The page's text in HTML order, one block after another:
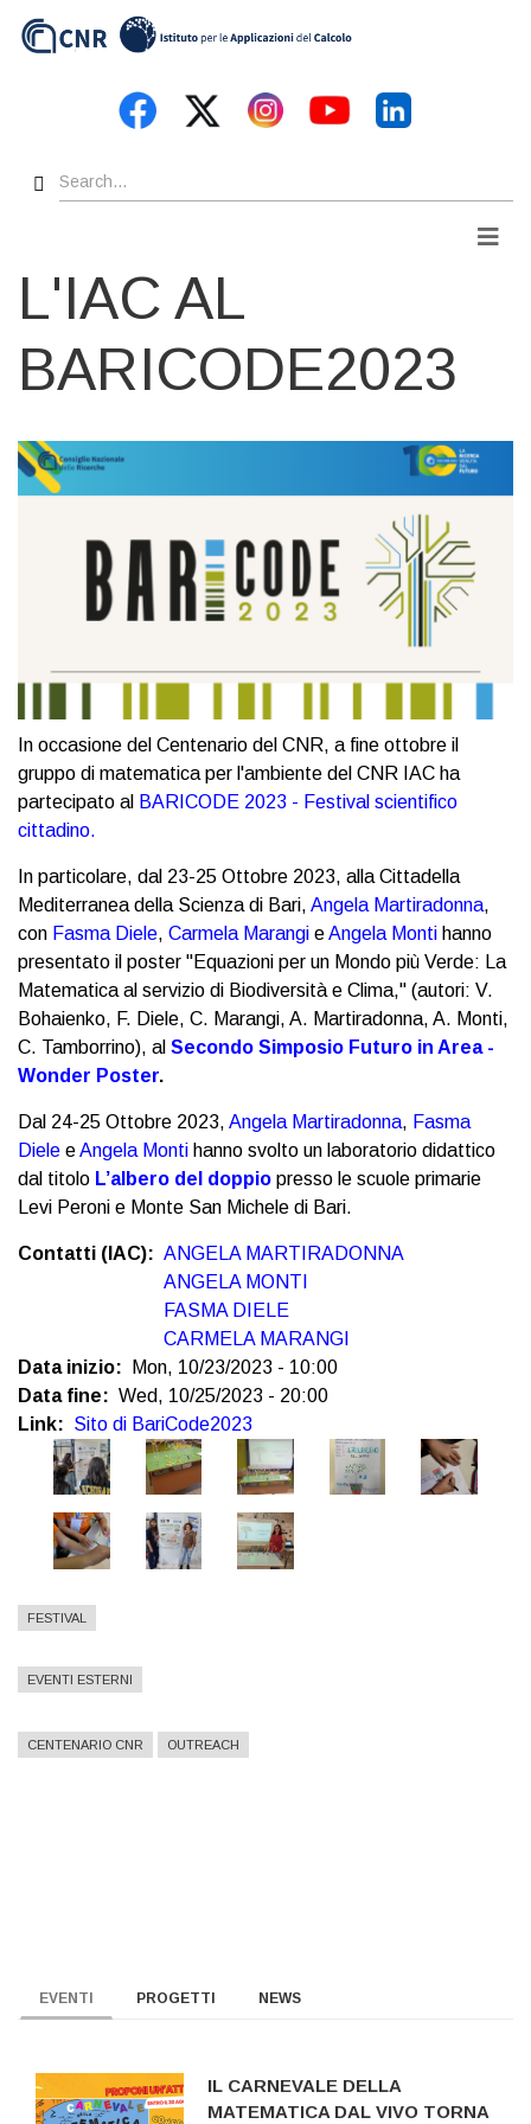
Search
L'IAC AL
BARICODE2023
In occasione del Centenario del CNR, a fine ottobre il
gruppo di matematica per l'ambiente del CNR IAC ha
partecipato al BARICODE 2023 - Festival scientifico
cittadino.
In particolare, dal 23-25 Ottobre 2023, alla Cittadella
Mediterranea della Scienza di Bari, Angela Martiradonna,
con Fasma Diele, Carmela Marangi eAngela Monti hanno
presentato il poster "Equazioni per un Mondo più Verde: La
Matematica al servizio di Biodiversità e Clima," (autori: V.
Bohaienko, F. Diele, C. Marangi, A. Martiradonna, A. Monti,
C. Tamborrino), al Secondo Simposio Futuro in Area -
Wonder Poster.
Dal 24-25 Ottobre 2023, Angela Martiradonna, Fasma
Diele eAngela Monti hanno svolto un laboratorio didattico
dal titolo L’albero del doppio presso le scuole primarie
Levi Peroni e Monte San Michele di Bari.
Contatti (IAC)
ANGELA MARTIRADONNA
ANGELA MONTI
FASMA DIELE
CARMELA MARANGI
Data inizio
Mon, 10/23/2023 - 10:00
Data fine
Wed, 10/25/2023 - 20:00
Link
Sito di BariCode2023
FESTIVAL
EVENTI ESTERNI
CENTENARIO CNR OUTREACH
EVENTI PROGETTI NEWS
IL CARNEVALE DELLA
MATEMATICA DAL VIVO TORNA